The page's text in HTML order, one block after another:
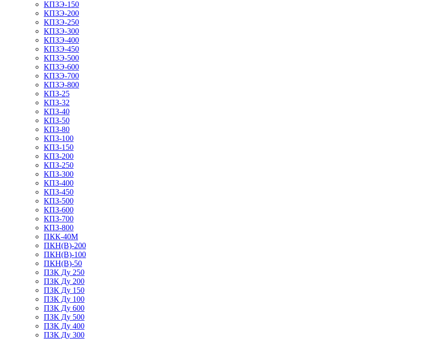
КПЗЭ-150
КПЗЭ-200
КПЗЭ-250
КПЗЭ-300
КПЗЭ-400
КПЗЭ-450
КПЗЭ-500
КПЗЭ-600
КПЗЭ-700
КПЗЭ-800
КПЗ-25
КПЗ-32
КПЗ-40
КПЗ-50
КПЗ-80
КПЗ-100
КПЗ-150
КПЗ-200
КПЗ-250
КПЗ-300
КПЗ-400
КПЗ-450
КПЗ-500
КПЗ-600
КПЗ-700
КПЗ-800
ПКК-40М
ПКН(В)-200
ПКН(В)-100
ПКН(В)-50
ПЗК Ду 250
ПЗК Ду 200
ПЗК Ду 150
ПЗК Ду 100
ПЗК Ду 600
ПЗК Ду 500
ПЗК Ду 400
ПЗК Ду 300